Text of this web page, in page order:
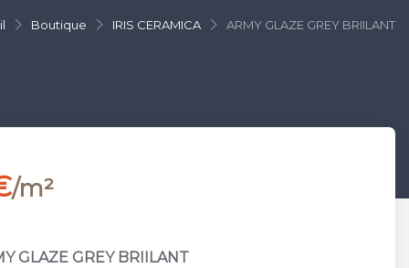
Boutique IRIS CERAMICA ARMY GLAZE GREY BRIILANT
/m²
GLAZE GREY BRIILANT